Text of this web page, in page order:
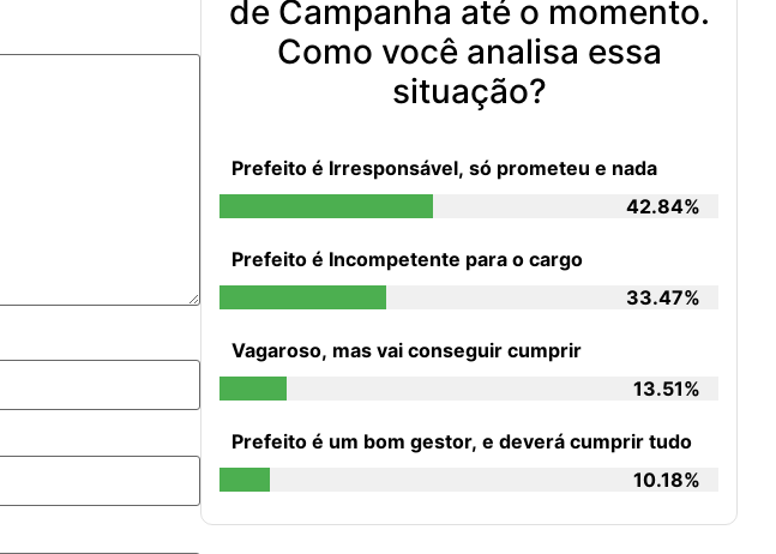
de Campanha até o momento.
Como você analisa essa
situação?
Prefeito é Irresponsável, só prometeu e nada
42.84%
Prefeito é Incompetente para o cargo
33.47%
Vagaroso, mas vai conseguir cumprir
13.51%
Prefeito é um bom gestor, e deverá cumprir tudo
10.18%